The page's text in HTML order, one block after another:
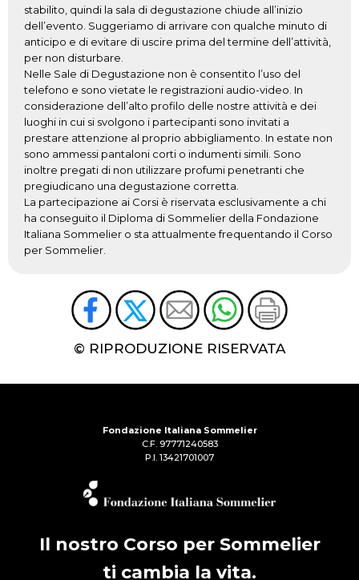
stabilito, quindi la sala di degustazione chiude all’inizio
dell’evento. Suggeriamo di arrivare con qualche minuto di
anticipo e di evitare di uscire prima del termine dell’attività,
per non disturbare.
Nelle Sale di Degustazione non è consentito l’uso del
telefono e sono vietate le registrazioni audio-video. In
considerazione dell’alto profilo delle nostre attività e dei
luoghi in cui si svolgono i partecipanti sono invitati a
prestare attenzione al proprio abbigliamento. In estate non
sono ammessi pantaloni corti o indumenti simili. Sono
inoltre pregati di non utilizzare profumi penetranti che
pregiudicano una degustazione corretta.
La partecipazione ai Corsi è riservata esclusivamente a chi
ha conseguito il Diploma di Sommelier della Fondazione
Italiana Sommelier o sta attualmente frequentando il Corso
per Sommelier.
© RIPRODUZIONE RISERVATA
Fondazione Italiana Sommelier
C.F. 97771240583
P.I. 13421701007
Il nostro Corso per Sommelier
ti cambia la vita.